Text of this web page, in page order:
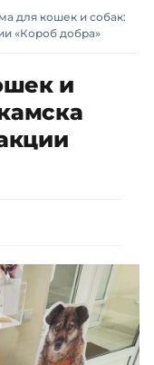
для кошек и собак:
«Короб добра»
и